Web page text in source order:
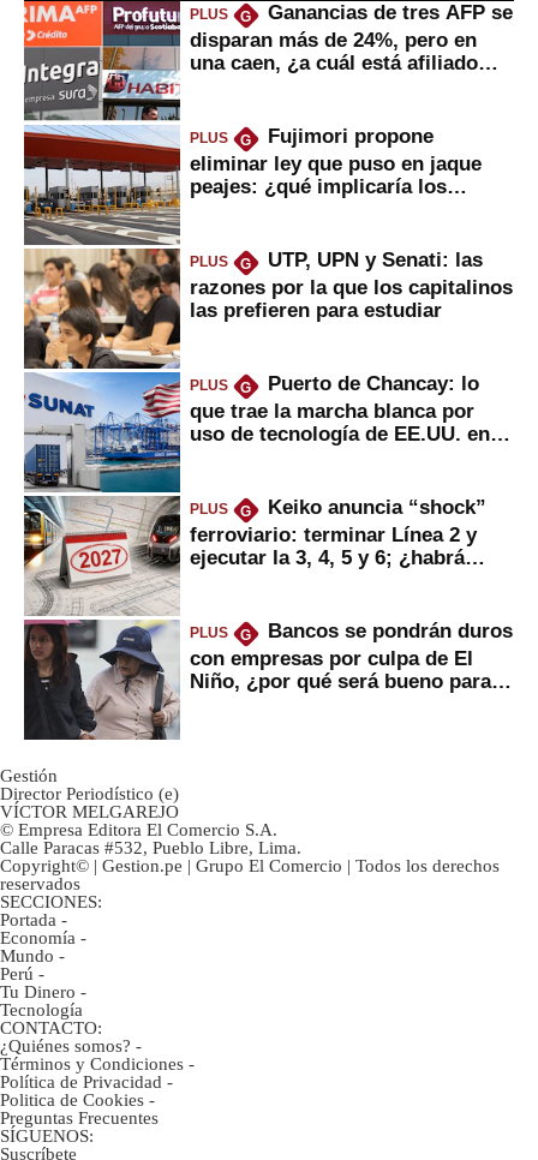
PLUS G
Ganancias de tres AFP se
disparan más de 24%, pero en
una caen, ¿a cuál está afiliado
PLUS G
Fujimori propone
eliminar ley que puso en jaque
peajes: ¿qué implicaría los
PLUS G
UTP, UPN y Senati: las
razones por la que los capitalinos
las prefieren para estudiar
PLUS G
Puerto de Chancay: lo
que trae la marcha blanca por
uso de tecnología de EE.UU. en
PLUS G
Keiko anuncia “shock”
ferroviario: terminar Línea 2 y
ejecutar la 3, 4, 5 y 6; ¿habrá
PLUS G
Bancos se pondrán duros
con empresas por culpa de El
Niño, ¿por qué será bueno para
Gestión
Director Periodístico (e)
VÍCTOR MELGAREJO
© Empresa Editora El Comercio S.A.
Calle Paracas #532, Pueblo Libre, Lima.
Copyright© | Gestion.pe | Grupo El Comercio | Todos los derechos
reservados
SECCIONES:
Portada -
Economía -
Mundo -
Perú -
Tu Dinero -
Tecnología
CONTACTO:
¿Quiénes somos? -
Términos y Condiciones -
Política de Privacidad -
Politica de Cookies -
Preguntas Frecuentes
SÍGUENOS:
Suscríbete